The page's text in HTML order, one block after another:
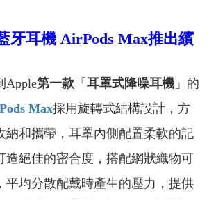
牙耳機 AirPods Max推出繽
第一款 「 耳罩式降噪耳機 」的
Max採用旋轉式結構設計，方
納和攜帶，耳罩內側配置柔軟的記
造絕佳的密合度，搭配網狀織物可
平均分散配戴時產生的壓力，提供